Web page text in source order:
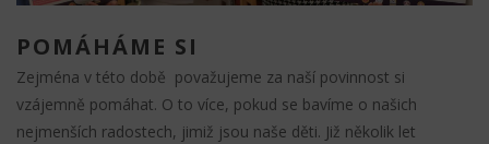
POMÁHÁME SI
Zejména v této době považujeme za naší povinnost si
vzájemně pomáhat. O to více, pokud se bavíme o našich
nejmenších radostech, jimiž jsou naše děti. Již několik let